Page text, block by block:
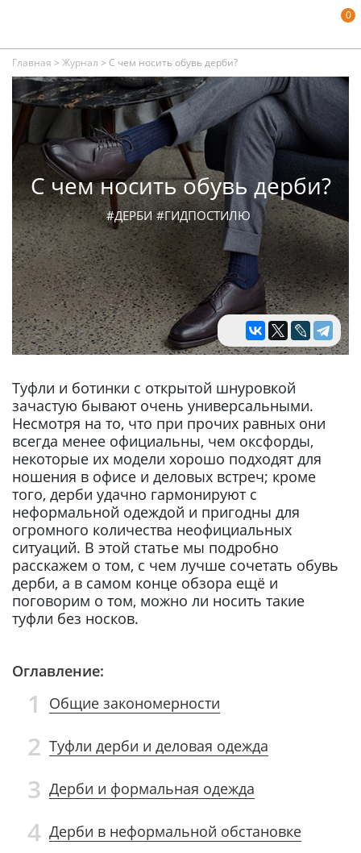
0
Главная > Журнал > С чем носить обувь дерби?
С чем носить обувь дерби?
#ДЕРБИ #ГИДПОСТИЛЮ
Туфли и ботинки с открытой шнуровкой
зачастую бывают очень универсальными.
Несмотря на то, что при прочих равных они
всегда менее официальны, чем оксфорды,
некоторые их модели хорошо подходят для
ношения в офисе и деловых встреч; кроме
того, дерби удачно гармонируют с
неформальной одеждой и пригодны для
огромного количества неофициальных
ситуаций. В этой статье мы подробно
расскажем о том, с чем лучше сочетать обувь
дерби, а в самом конце обзора ещё и
поговорим о том, можно ли носить такие
туфли без носков.
Оглавление:
1 Общие закономерности
2 Туфли дерби и деловая одежда
3 Дерби и формальная одежда
4 Дерби в неформальной обстановке